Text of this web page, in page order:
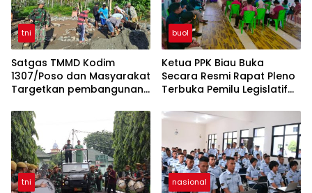
tni
Satgas TMMD Kodim
1307/Poso dan Masyarakat
Targetkan pembangunan
Uekambuno Selesai
buol
Ketua PPK Biau Buka
Secara Resmi Rapat Pleno
Terbuka Pemilu Legislatif
Biau
tni nasional